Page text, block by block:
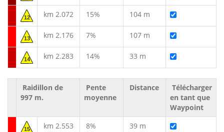
12 km 2.072 15% 104 m
13 km 2.176 7% 107 m
14 km 2.283 14% 33 m
Raidillon de
997 m.
Pente
moyenne
Distance
Télécharger
en tant que
Waypoint
15 km 2.553 8% 39 m